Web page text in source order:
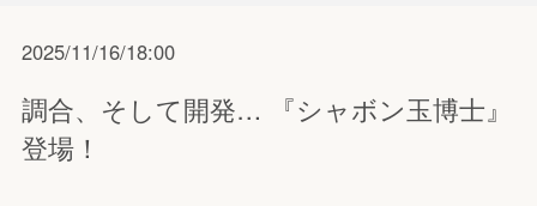
2025/11/16/18:00
調合、そして開発… 『シャボン玉博士』
登場！